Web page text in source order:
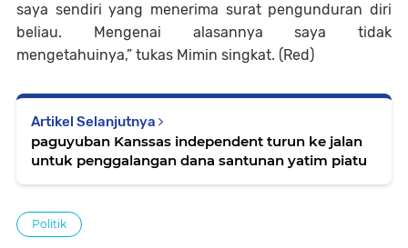
saya sendiri yang menerima surat pengunduran diri
beliau. Mengenai alasannya saya tidak
mengetahuinya,” tukas Mimin singkat. (Red)
Artikel Selanjutnya
paguyuban Kanssas independent turun ke jalan
untuk penggalangan dana santunan yatim piatu
Politik